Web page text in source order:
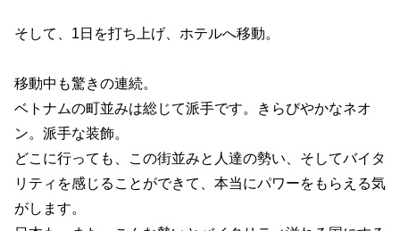
そして、1日を打ち上げ、ホテルへ移動。
移動中も驚きの連続。
ベトナムの町並みは総じて派手です。きらびやかなネオ
ン。派手な装飾。
どこに行っても、この街並みと人達の勢い、そしてバイタ
リティを感じることができて、本当にパワーをもらえる気
がします。